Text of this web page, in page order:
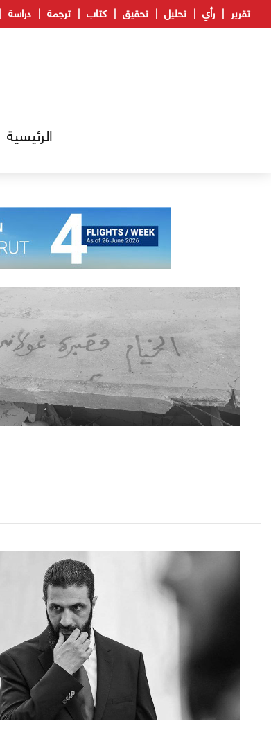
تقرير رأي تحليل تحقيق كتاب ترجمة دراسة
الرئيسية